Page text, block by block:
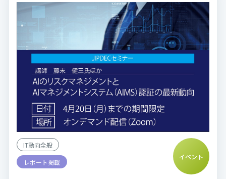
IT動向全般
レポート掲載
イベント